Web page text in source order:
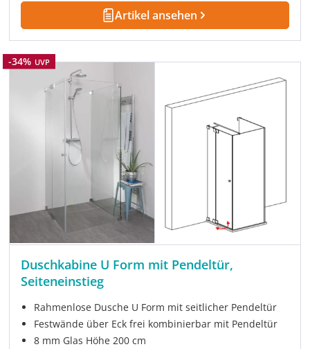
Artikel ansehen
Rabatt
-34% UVP
Duschkabine U Form mit Pendeltür,
Seiteneinstieg
Rahmenlose Dusche U Form mit seitlicher Pendeltür
Festwände über Eck frei kombinierbar mit Pendeltür
8 mm Glas Höhe 200 cm